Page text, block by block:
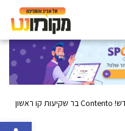
בר הקיץ של מלון קרלטון תל אביב נפתח מחדש! Contento בר שקיעות קו ראשון